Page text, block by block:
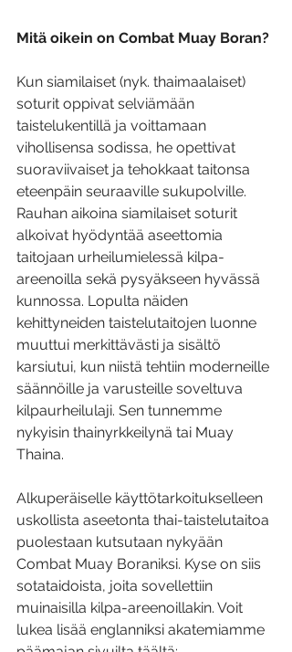
Mitä oikein on Combat Muay Boran?
Kun siamilaiset (nyk. thaimaalaiset)
soturit oppivat selviämään
taistelukentillä ja voittamaan
vihollisensa sodissa, he opettivat
suoraviivaiset ja tehokkaat taitonsa
eteenpäin seuraaville sukupolville.
Rauhan aikoina siamilaiset soturit
alkoivat hyödyntää aseettomia
taitojaan urheilumielessä kilpa-
areenoilla sekä pysyäkseen hyvässä
kunnossa. Lopulta näiden
kehittyneiden taistelutaitojen luonne
muuttui merkittävästi ja sisältö
karsiutui, kun niistä tehtiin moderneille
säännöille ja varusteille soveltuva
kilpaurheilulaji. Sen tunnemme
nykyisin thainyrkkeilynä tai Muay
Thaina.
Alkuperäiselle käyttötarkoitukselleen
uskollista aseetonta thai-taistelutaitoa
puolestaan kutsutaan nykyään
Combat Muay Boraniksi. Kyse on siis
sotataidoista, joita sovellettiin
muinaisilla kilpa-areenoillakin. Voit
lukea lisää englanniksi akatemiamme